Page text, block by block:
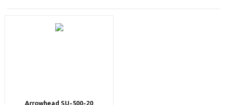
Arrowhead SU-500-20